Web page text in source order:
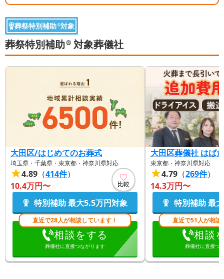
葬祭特別補助®対象
葬祭特別補助® 対象葬儀社
大田区/はじめてのお葬式
埼玉県・千葉県・東京都・神奈川県対応
4.89 （414件）
10.4万円〜
比較
特別補助 最大5.5万円対象
直近で28人が相談しています！
相談をする
葬儀社に直接つながります
大田区葬儀社 はば
東京都・神奈川県対応
4.79 （269件）
14.3万円〜
特別補助 最大
直近で51人が相談
相談
葬儀社に直接つ